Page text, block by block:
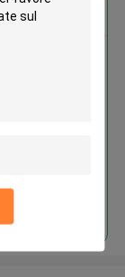
a 6